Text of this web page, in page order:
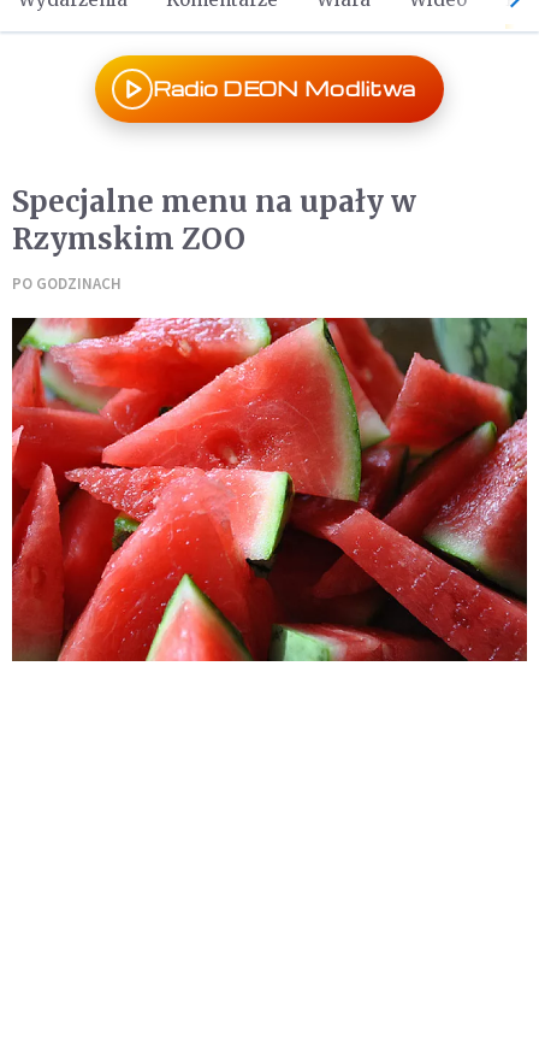
Radio DEON Modlitwa
Specjalne menu na upały w
Rzymskim ZOO
PO GODZINACH